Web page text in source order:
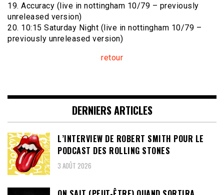
19. Accuracy (live in nottingham 10/79 – previously
unreleased version)
20. 10:15 Saturday Night (live in nottingham 10/79 –
previously unreleased version)
retour
DERNIERS ARTICLES
L’INTERVIEW DE ROBERT SMITH POUR LE
PODCAST DES ROLLING STONES
3 AOÛT 2026